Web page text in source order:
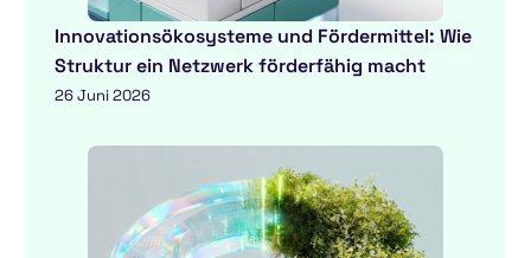
Innovationsökosysteme und Fördermittel: Wie
Struktur ein Netzwerk förderfähig macht
26 Juni 2026